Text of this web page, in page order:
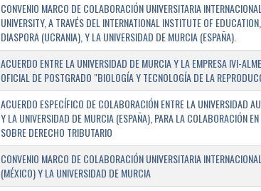
CONVENIO MARCO DE COLABORACIÓN UNIVERSITARIA
UNIVERSITY, A TRAVÉS DEL INTERNATIONAL INSTITUTE OF
DIASPORA (UCRANIA), Y LA UNIVERSIDAD DE MURCIA (ESPAÑA).
ACUERDO ENTRE LA UNIVERSIDAD DE MURCIA Y LA EMPRESA IVI-
OFICIAL DE POSTGRADO "BIOLOGÍA Y TECNOLOGÍA DE LA
ACUERDO ESPECÍFICO DE COLABORACIÓN ENTRE LA UNIVERSIDAD
Y LA UNIVERSIDAD DE MURCIA (ESPAÑA), PARA LA COLABORACIÓN
SOBRE DERECHO TRIBUTARIO
CONVENIO MARCO DE COLABORACIÓN UNIVERSITARIA
(MÉXICO) Y LA UNIVERSIDAD DE MURCIA